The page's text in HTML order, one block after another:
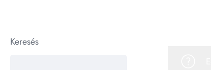
Keresés